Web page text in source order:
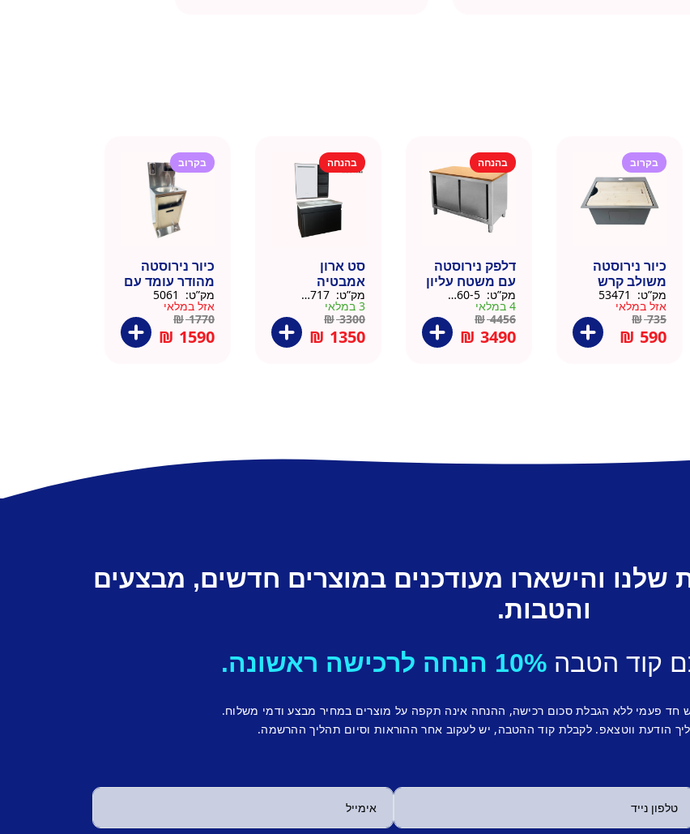
בקרוב
כיור נירוסטה
משולב קרש
חיתוך במבוק
35.5×40.5
מק”ט:
אזל במלאי
₪735
₪ 590
בהנחה
דלפק נירוסטה
עם משטח עליון
עץ מלא גוון
דניאל
מק”ט:
4 במלאי
₪4456
₪ 3490
בהנחה
סט ארון
אמבטיה
נירוסטה שחור
60 סמ
מק”ט:
3 במלאי
₪3300
₪ 1350
בקרוב
כיור נירוסטה
מהודר עומד עם
פח אשפה
ברצלונה
מק”ט:
אזל במלאי
₪1770
₪ 1590
שלנו והישארו מעודכנים במוצרים חדשים, מבצעים
והטבות.
קוד הטבה 10% הנחה לרכישה ראשונה.
חד פעמי ללא הגבלת סכום רכישה, ההנחה אינה תקפה על מוצרים במחיר מבצע ודמי משלוח.
הודעת ווטצאפ. לקבלת קוד ההטבה, יש לעקוב אחר ההוראות וסיום תהליך ההרשמה.